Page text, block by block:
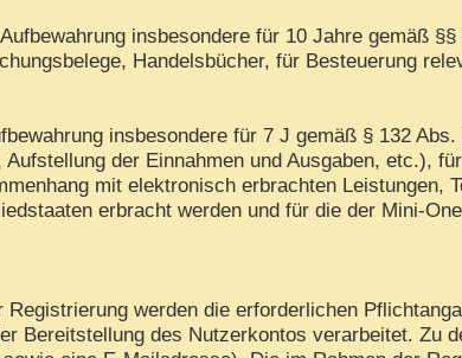
insbesondere für 10 Jahre gemäß
Handelsbücher, für Besteuerung
insbesondere für 7 J gemäß § 132
der Einnahmen und Ausgaben, etc.),
mit elektronisch erbrachten Leistungen,
erbracht werden und für die der Mini-
werden die erforderlichen
Bereitstellung des Nutzerkontos verarbeitet. Zu